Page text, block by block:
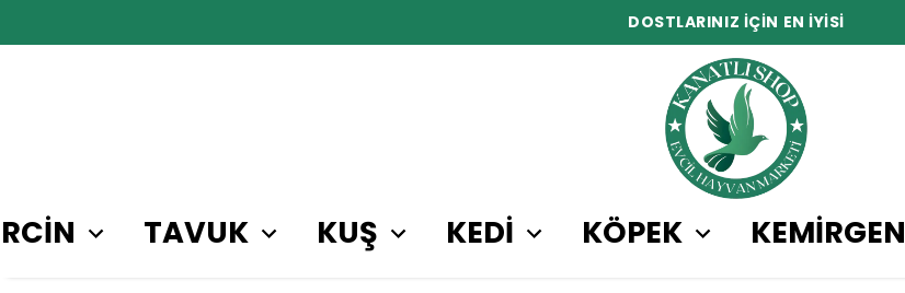
DOSTLARINIZ İÇİN EN İYİSİ
TAVUK KUŞ KEDİ KÖPEK KEMİRGEN